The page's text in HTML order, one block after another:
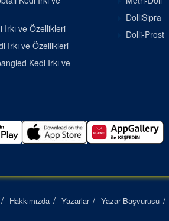
Irkı ve Özellikleri
Irkı ve Özellikleri
Kedi Irkı ve
DolliSipra
Dolli-Prost
Hakkımızda Yazarlar Yazar Başvurusu